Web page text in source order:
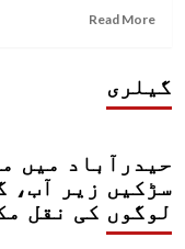
Read More
معاملے
انینا
فدا
گیلری
حیدرآباد میں
سڑکیں زیر آب،
لوگوں کی نقل